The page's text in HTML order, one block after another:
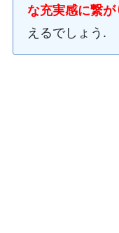
な充実感に繋
えるでしょう.